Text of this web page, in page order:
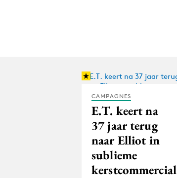
CAMPAGNES
E.T. keert na
37 jaar terug
naar Elliot in
sublieme
kerstcommercial